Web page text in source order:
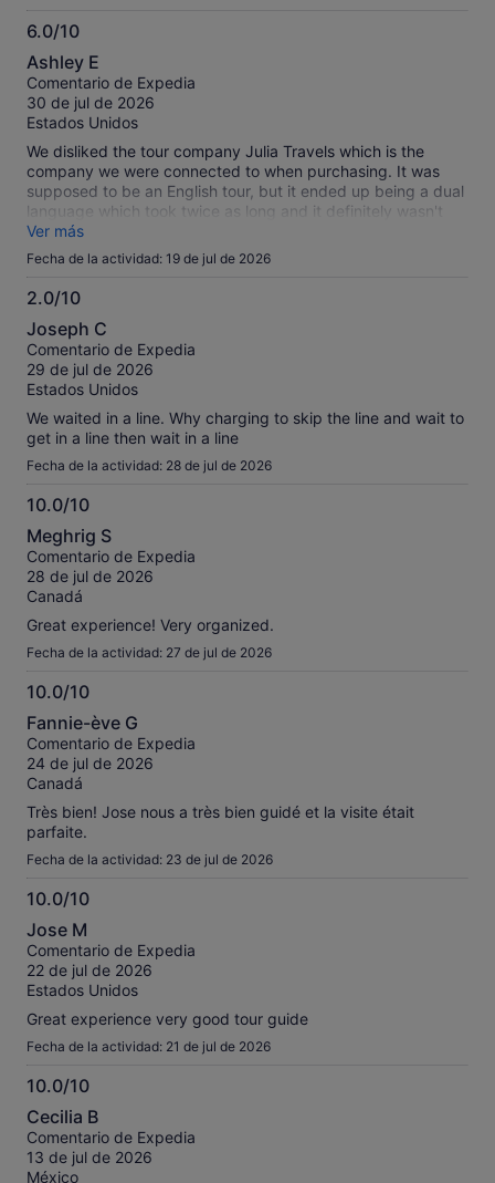
6.0/10
6.0
sobre
10
Ashley E
Comentario de Expedia
30 de jul de 2026
Estados Unidos
We disliked the tour company Julia Travels which is the
company we were connected to when purchasing. It was
supposed to be an English tour, but it ended up being a dual
language which took twice as long and it definitely wasn't
skip the line access.
Ver más
Fecha de la actividad: 19 de jul de 2026
2.0/10
2.0
sobre
10
Joseph C
Comentario de Expedia
29 de jul de 2026
Estados Unidos
We waited in a line. Why charging to skip the line and wait to
get in a line then wait in a line
Fecha de la actividad: 28 de jul de 2026
10.0/10
10.0
sobre
10
Meghrig S
Comentario de Expedia
28 de jul de 2026
Canadá
Great experience! Very organized.
Fecha de la actividad: 27 de jul de 2026
10.0/10
10.0
sobre
10
Fannie-ève G
Comentario de Expedia
24 de jul de 2026
Canadá
Très bien! Jose nous a très bien guidé et la visite était
parfaite.
Fecha de la actividad: 23 de jul de 2026
10.0/10
10.0
sobre
10
Jose M
Comentario de Expedia
22 de jul de 2026
Estados Unidos
Great experience very good tour guide
Fecha de la actividad: 21 de jul de 2026
10.0/10
10.0
sobre
10
Cecilia B
Comentario de Expedia
13 de jul de 2026
México